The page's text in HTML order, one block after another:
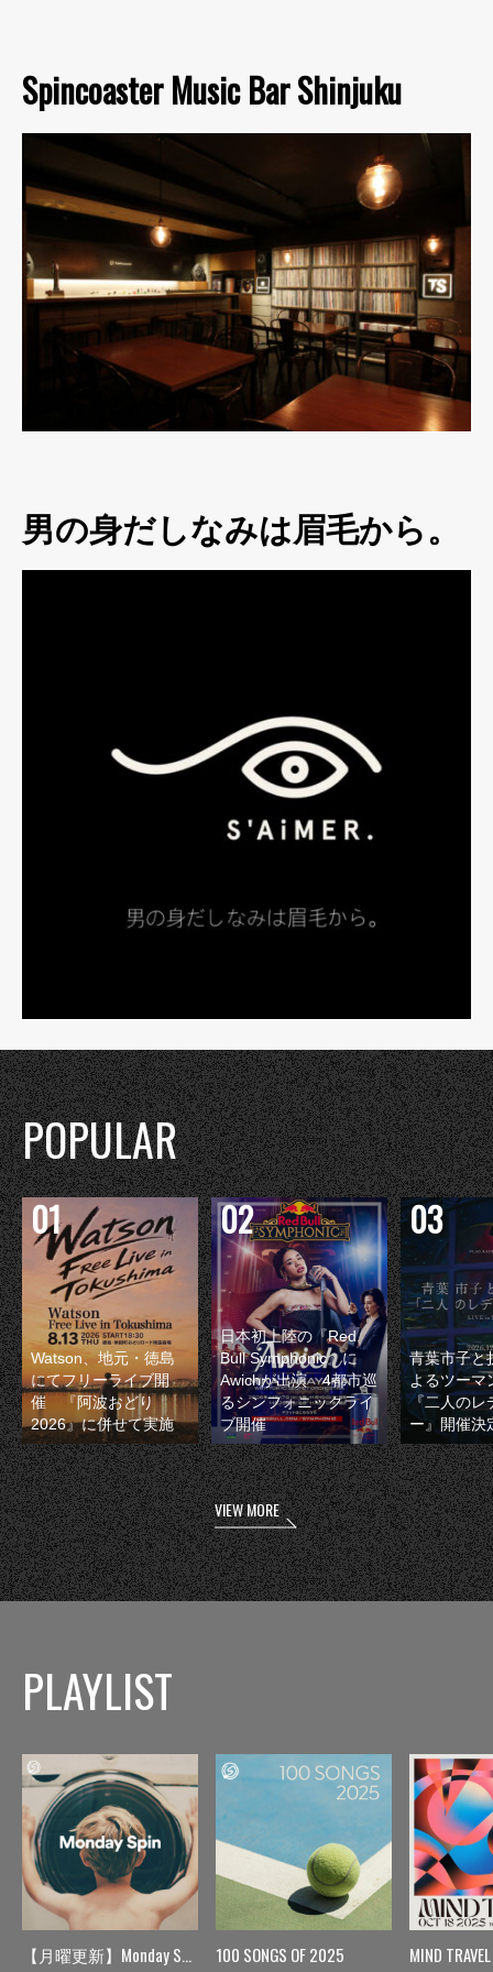
Spincoaster Music Bar Shinjuku
男の身だしなみは眉毛から。
POPULAR
Watson、地元・徳島
にてフリーライブ開
催 『阿波おどり
2026』に併せて実施
日本初上陸の『Red
Bull Symphonic』に
Awichが出演 4都市巡
るシンフォニックライ
ブ開催
青葉市子と
よるツーマ
『二人のレ
ー』開催決
VIEW MORE
PLAYLIST
【月曜更新】Monday Spin 100 SONGS OF 2025 MIND TRAVEL